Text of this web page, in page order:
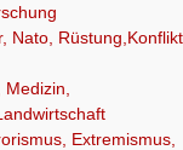
Nato,
Extremismus,